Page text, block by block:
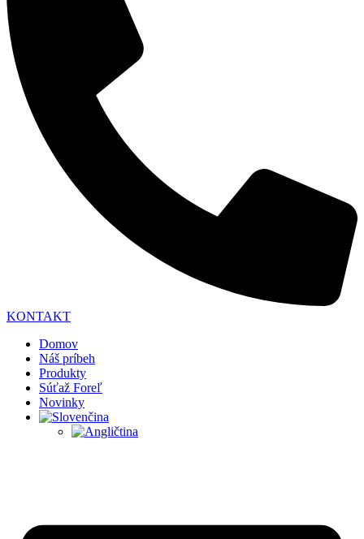
KONTAKT
Domov
Náš príbeh
Produkty
Súťaž Foreľ
Novinky